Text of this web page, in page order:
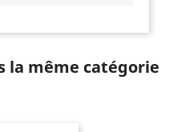
la même catégorie